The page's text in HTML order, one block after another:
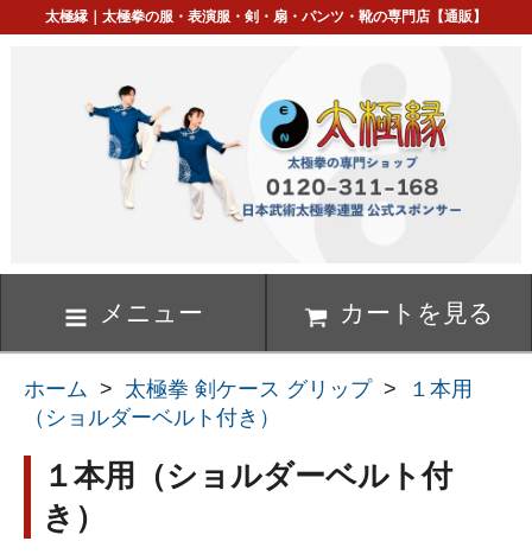
太極縁｜太極拳の服・表演服・剣・扇・パンツ・靴の専門店【通販】
メニュー カートを見る
ホーム > 太極拳 剣ケース グリップ>
１本用
（ショルダーベルト付き）
１本用（ショルダーベルト付
き）